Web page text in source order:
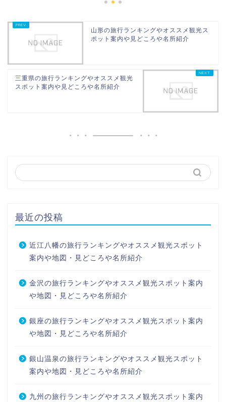
山形の旅行ランキングやオススメ観光ス
ポット案内や見どころや名所紹介
三重県の旅行ランキングやオススメ観光
スポット案内や見どころや名所紹介
最近の投稿
近江八幡の旅行ランキングやオススメ観光スポット
案内や地図・見どころや名所紹介
金沢の旅行ランキングやオススメ観光スポット案内
や地図・見どころや名所紹介
銀座の旅行ランキングやオススメ観光スポット案内
や地図・見どころや名所紹介
銀山温泉の旅行ランキングやオススメ観光スポット
案内や地図・見どころや名所紹介
九州の旅行ランキングやオススメ観光スポット案内